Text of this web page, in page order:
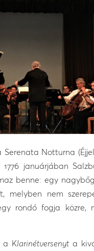
Notturna
januárjában
benne: egy
melyben nem
rondó fogja közre,
a Klarinétversenyta